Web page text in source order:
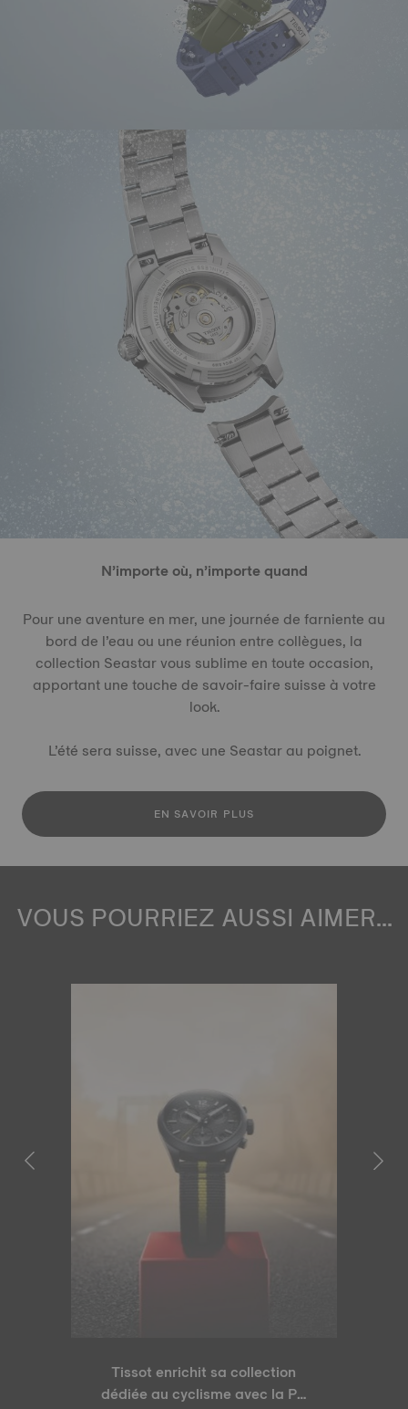
N’importe où, n’importe quand
Pour une aventure en mer, une journée de farniente au
bord de l’eau ou une réunion entre collègues, la
collection Seastar vous sublime en toute occasion,
apportant une touche de savoir-faire suisse à votre
look.
L’été sera suisse, avec une Seastar au poignet.
EN SAVOIR PLUS
VOUS POURRIEZ AUSSI AIMER...
Tissot enrichit sa collection
dédiée au cyclisme avec la PR